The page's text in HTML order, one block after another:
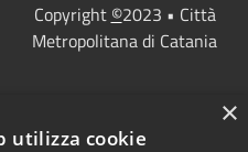
Copyright ©2023 • Città
Metropolitana di Catania
×
utilizza cookie